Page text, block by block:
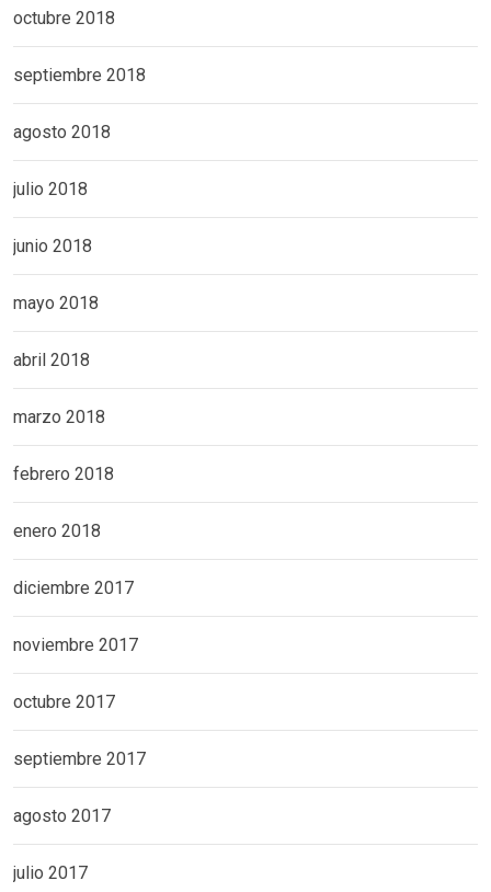
octubre 2018
septiembre 2018
agosto 2018
julio 2018
junio 2018
mayo 2018
abril 2018
marzo 2018
febrero 2018
enero 2018
diciembre 2017
noviembre 2017
octubre 2017
septiembre 2017
agosto 2017
julio 2017